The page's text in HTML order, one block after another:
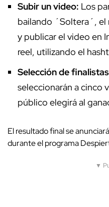
Subir un video: Los
bailando ´Soltera´, el
y publicar el video en
reel, utilizando el
Selección de
seleccionarán a cinco
público elegirá al
El resultado final se
durante el programa
▼